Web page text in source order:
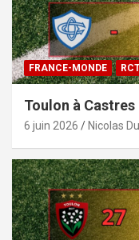
FRANCE-MONDE
Toulon à
6 juin 2026 Nicolas